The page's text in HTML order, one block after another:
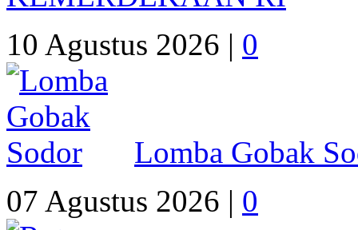
10 Agustus 2026 | 0
Lomba Gobak
07 Agustus 2026 | 0